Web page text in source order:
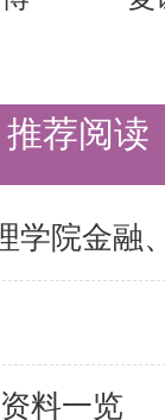
将知识
适应性
项。
推荐阅读
料一览